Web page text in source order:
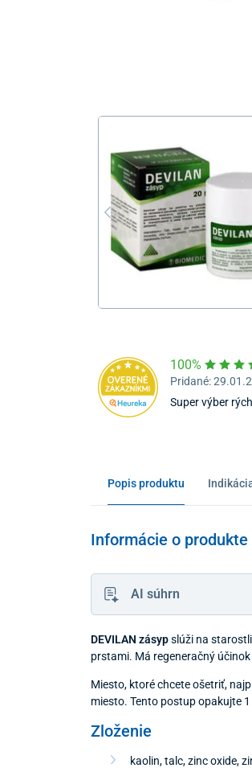
100%
Pridané:
Super výber
Popis produktu
Informácie o produkte
AI súhrn
DEVILAN zásypslúži na
prstami. Má regeneračný
Miesto, ktoré chcete ošetriť,
miesto. Tento postup opakujte
Zloženie
kaolin, talc, zinc oxide,